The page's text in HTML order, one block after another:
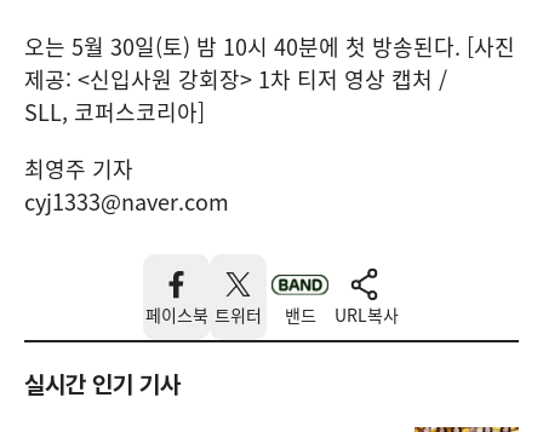
오는 5월 30일(토) 밤 10시 40분에 첫 방송된다. [사진
제공: <신입사원 강회장> 1차 티저 영상 캡처 /
SLL, 코퍼스코리아]
최영주 기자
cyj1333@naver.com
페이스북 트위터 밴드 URL복사
실시간 인기 기사